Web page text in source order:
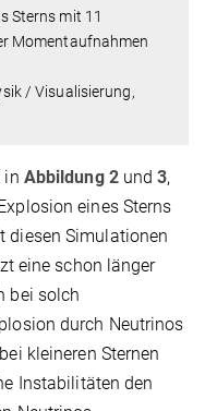
Sterns mit 11
Momentaufnahmen
/ Visualisierung,
in Abbildung 2und3,
eines Sterns
diesen Simulationen
eine schon länger
bei solch
durch Neutrinos
kleineren Sternen
Instabilitäten den